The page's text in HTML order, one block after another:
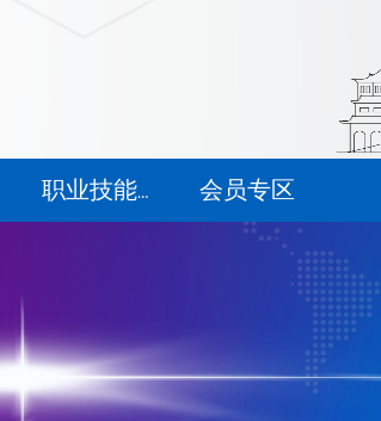
职业技能等级认定 会员专区
会员专区